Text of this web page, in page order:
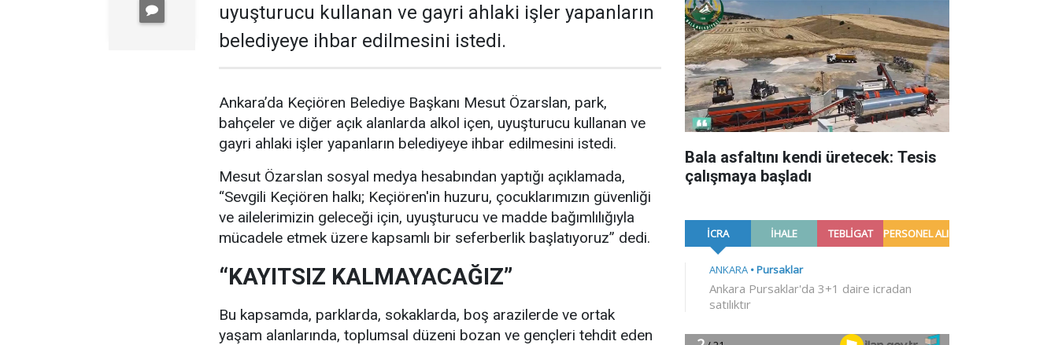
uyuşturucu kullanan ve gayri ahlaki işler yapanların
belediyeye ihbar edilmesini istedi.
Ankara’da Keçiören Belediye Başkanı Mesut Özarslan, park,
bahçeler ve diğer açık alanlarda alkol içen, uyuşturucu kullanan ve
gayri ahlaki işler yapanların belediyeye ihbar edilmesini istedi.
Mesut Özarslan sosyal medya hesabından yaptığı açıklamada,
“Sevgili Keçiören halkı; Keçiören'in huzuru, çocuklarımızın güvenliği
ve ailelerimizin geleceği için, uyuşturucu ve madde bağımlılığıyla
mücadele etmek üzere kapsamlı bir seferberlik başlatıyoruz” dedi.
“KAYITSIZ KALMAYACAĞIZ”
Bu kapsamda, parklarda, sokaklarda, boş arazilerde ve ortak
yaşam alanlarında, toplumsal düzeni bozan ve gençleri tehdit eden
Bala asfaltını kendi üretecek: Tesis
çalışmaya başladı